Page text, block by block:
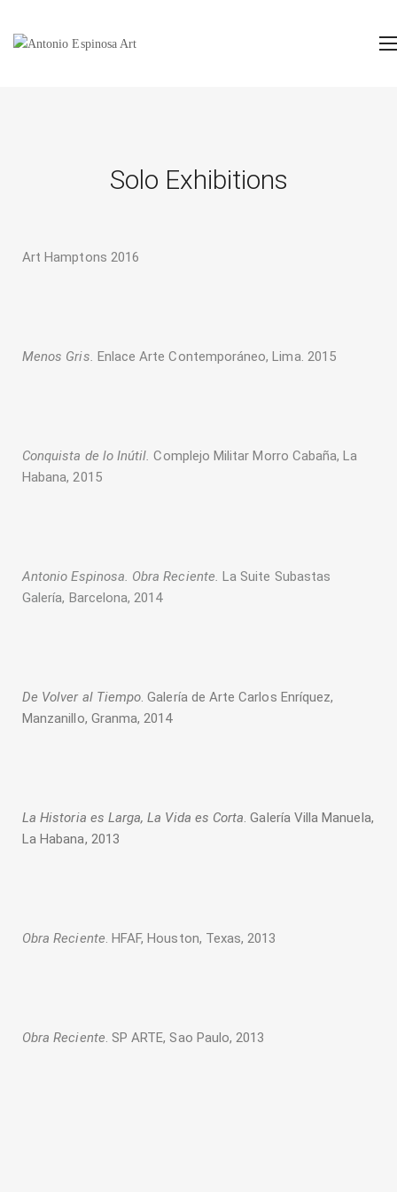
Solo Exhibitions
Art Hamptons 2016
Menos Gris. Enlace Arte Contemporáneo, Lima. 2015
Conquista de lo Inútil.Complejo Militar Morro Cabaña, La
Habana, 2015
Antonio Espinosa. Obra Reciente. La Suite Subastas
Galería, Barcelona, 2014
De Volver al Tiempo. Galería de Arte Carlos Enríquez,
Manzanillo, Granma, 2014
La Historia es Larga, La Vida es Corta. Galería Villa Manuela,
La Habana, 2013
Obra Reciente. HFAF, Houston, Texas, 2013
Obra Reciente. SP ARTE, Sao Paulo, 2013